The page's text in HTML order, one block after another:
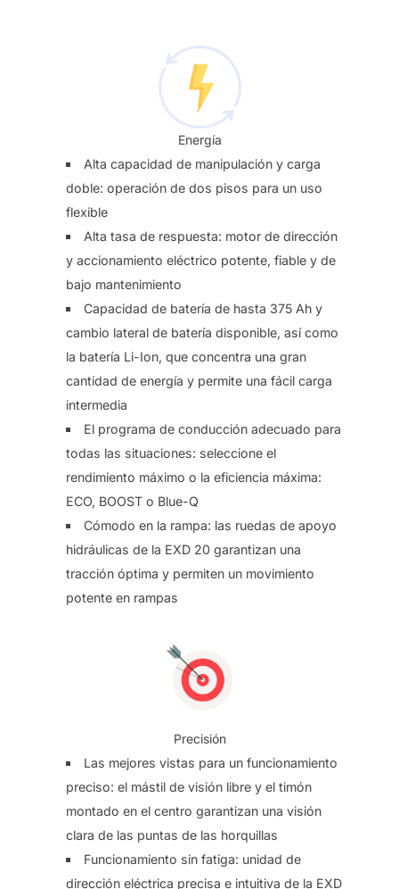
Energía
Alta capacidad de manipulación y carga
doble: operación de dos pisos para un uso
flexible
Alta tasa de respuesta: motor de dirección
y accionamiento eléctrico potente, fiable y de
bajo mantenimiento
Capacidad de batería de hasta 375 Ah y
cambio lateral de batería disponible, así como
la batería Li-Ion, que concentra una gran
cantidad de energía y permite una fácil carga
intermedia
El programa de conducción adecuado para
todas las situaciones: seleccione el
rendimiento máximo o la eficiencia máxima:
ECO, BOOST o Blue-Q
Cómodo en la rampa: las ruedas de apoyo
hidráulicas de la EXD 20 garantizan una
tracción óptima y permiten un movimiento
potente en rampas
Precisión
Las mejores vistas para un funcionamiento
preciso: el mástil de visión libre y el timón
montado en el centro garantizan una visión
clara de las puntas de las horquillas
Funcionamiento sin fatiga: unidad de
dirección eléctrica precisa e intuitiva de la EXD